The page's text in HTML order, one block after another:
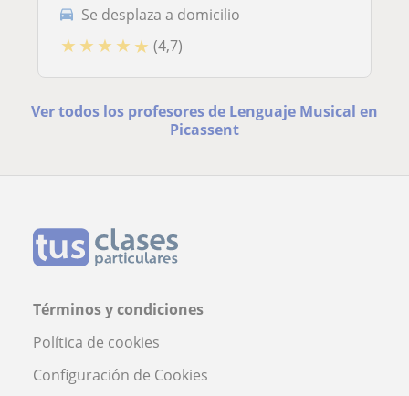
Se desplaza a domicilio
★ ★ ★ ★ ★ (4,7)
Ver todos los profesores de Lenguaje Musical en
Picassent
Términos y condiciones
Política de cookies
Configuración de Cookies